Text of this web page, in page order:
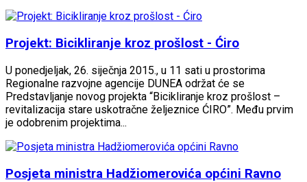
Projekt: Bicikliranje kroz prošlost - Ćiro
U ponedjeljak, 26. siječnja 2015., u 11 sati u prostorima
Regionalne razvojne agencije DUNEA održat će se
Predstavljanje novog projekta “Bicikliranje kroz prošlost –
revitalizacija stare uskotračne željeznice ĆIRO”. Među prvim
je odobrenim projektima...
Posjeta ministra Hadžiomerovića općini Ravno